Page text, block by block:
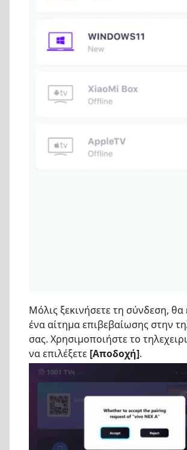
Μόλις ξεκινήσετε τη σύνδεση, θα
ένα αίτημα επιβεβαίωσης στην
σας. Χρησιμοποιήστε το
να επιλέξετε [Αποδοχή].